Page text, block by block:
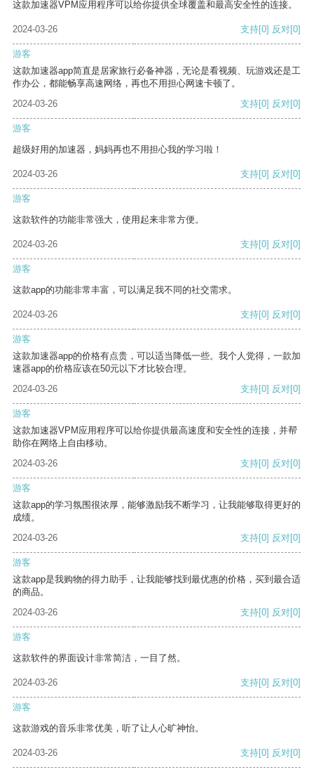
这款加速器VPM应用程序可以给你提供全球覆盖和最高安全性的连接。
2024-03-26 支持[0] 反对[0]
游客
这款加速器app简直是居家旅行必备神器，无论是看视频、玩游戏还是工
作办公，都能畅享高速网络，再也不用担心网速卡顿了。
2024-03-26
支持[0] 反对[0]
游客
超级好用的加速器，妈妈再也不用担心我的学习啦！
2024-03-26 支持[0] 反对[0]
游客
这款软件的功能非常强大，使用起来非常方便。
2024-03-26 支持[0] 反对[0]
游客
这款app的功能非常丰富，可以满足我不同的社交需求。
2024-03-26 支持[0] 反对[0]
游客
这款加速器app的价格有点贵，可以适当降低一些。我个人觉得，一款加
速器app的价格应该在50元以下才比较合理。
2024-03-26
支持[0] 反对[0]
游客
这款加速器VPM应用程序可以给你提供最高速度和安全性的连接，并帮
助你在网络上自由移动。
2024-03-26
支持[0] 反对[0]
游客
这款app的学习氛围很浓厚，能够激励我不断学习，让我能够取得更好的
成绩。
2024-03-26
支持[0] 反对[0]
游客
这款app是我购物的得力助手，让我能够找到最优惠的价格，买到最合适
的商品。
2024-03-26
支持[0] 反对[0]
游客
这款软件的界面设计非常简洁，一目了然。
2024-03-26 支持[0] 反对[0]
游客
这款游戏的音乐非常优美，听了让人心旷神怡。
2024-03-26 支持[0] 反对[0]